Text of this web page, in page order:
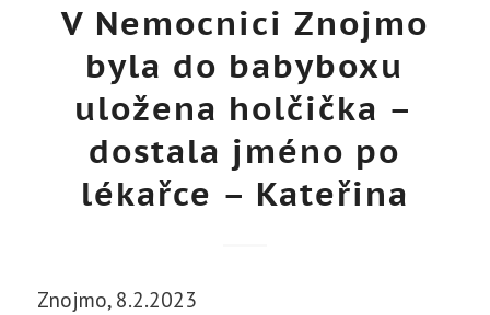
V Nemocnici Znojmo
byla do babyboxu
uložena holčička –
dostala jméno po
lékařce – Kateřina
Znojmo, 8.2.2023